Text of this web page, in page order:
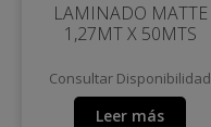
LAMINADO MATTE
1,27MT X 50MTS
Consultar Disponibilidad
Leer más